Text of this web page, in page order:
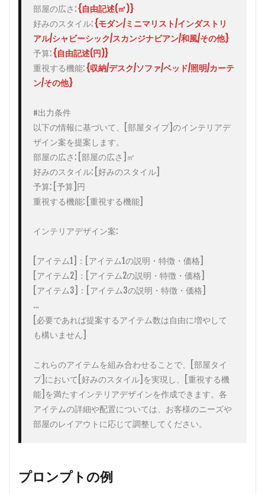
出力
結果
を
DeepL
を用
いて
英語
に翻
る
3.2
結果
を
Midjourney
にて入力
部屋の広さ: {自由記述(㎡)}
好みのスタイル: {モダン/ミニマリスト/インダストリ
アル/シャビーシック/スカンジナビアン/和風/その他}
予算: {自由記述(円)}
重視する機能: {収納/デスク/ソファ/ベッド/照明/カーテ
ン/その他}
#出力条件
以下の情報に基づいて、[部屋タイプ]のインテリアデ
ザイン案を提案します。
部屋の広さ: [部屋の広さ]㎡
好みのスタイル: [好みのスタイル]
予算: [予算]円
重視する機能: [重視する機能]
インテリアデザイン案:
[アイテム1]：[アイテム1の説明・特徴・価格]
[アイテム2]：[アイテム2の説明・特徴・価格]
[アイテム3]：[アイテム3の説明・特徴・価格]
…
[必要であれば提案するアイテム数は自由に増やして
も構いません]
これらのアイテムを組み合わせることで、[部屋タイ
プ]において[好みのスタイル]を実現し、[重視する機
能]を満たすインテリアデザインを作成できます。各
アイテムの詳細や配置については、お客様のニーズや
プロンプトの例